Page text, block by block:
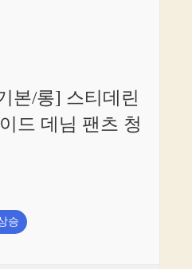
본/롱] 스티데린
드 데님 팬츠 청
승